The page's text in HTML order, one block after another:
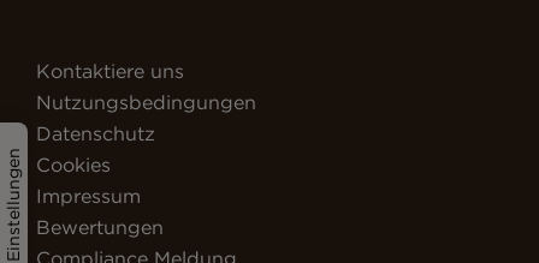
Kontaktiere uns
Nutzungsbedingungen
Datenschutz
Cookies
Impressum
Bewertungen
Compliance Meldung